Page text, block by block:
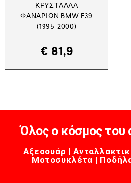
ΚΡΎΣΤΑΛΛΑ
ΦΑΝΑΡΙΏΝ BMW E39
(1995-2000)
€ 81,9
Όλος ο κόσμος του
Αξεσουάρ |
Μοτοσυκλέτα |